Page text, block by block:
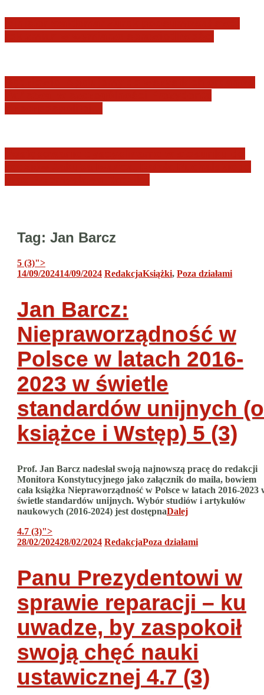
Tag: Jan Barcz
5 (3)">
14/09/202414/09/2024 RedakcjaKsiążki, Poza działami
Jan Barcz:
Niepraworządność w
Polsce w latach 2016-
2023 w świetle
standardów unijnych (o
książce i Wstęp) 5 (3)
Prof. Jan Barcz nadesłał swoją najnowszą pracę do redakcji
Monitora Konstytucyjnego jako załącznik do maila, bowiem
cała książka Niepraworządność w Polsce w latach 2016-2023
świetle standardów unijnych. Wybór studiów i artykułów
naukowych (2016-2024) jest dostępnaDalej
4.7 (3)">
28/02/202428/02/2024 RedakcjaPoza działami
Panu Prezydentowi w
sprawie reparacji – ku
uwadze, by zaspokoił
swoją chęć nauki
ustawicznej 4.7 (3)